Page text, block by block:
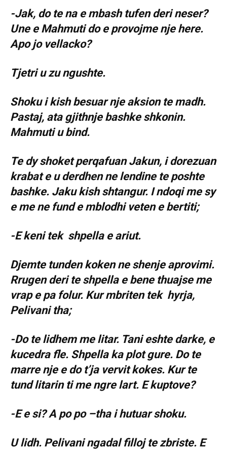
-Jak, do te na e mbash tufen deri neser?
Une e Mahmuti do e provojme nje here.
Apo jo vellacko?
Tjetri u zu ngushte.
Shoku i kish besuar nje aksion te madh.
Pastaj, ata gjithnje bashke shkonin.
Mahmuti u bind.
Te dy shoket perqafuan Jakun, i dorezuan
krabat e u derdhen ne lendine te poshte
bashke. Jaku kish shtangur. I ndoqi me sy
e me ne fund e mblodhi veten e bertiti;
-E keni tek shpella e ariut.
Djemte tunden koken ne shenje aprovimi.
Rrugen deri te shpella e bene thuajse me
vrap e pa folur. Kur mbriten tek hyrja,
Pelivani tha;
-Do te lidhem me litar. Tani eshte darke, e
kucedra fle. Shpella ka plot gure. Do te
marre nje e do t’ja vervit kokes. Kur te
tund litarin ti me ngre lart. E kuptove?
-E e si? A po po –tha i hutuar shoku.
U lidh. Pelivani ngadal filloj te zbriste. E